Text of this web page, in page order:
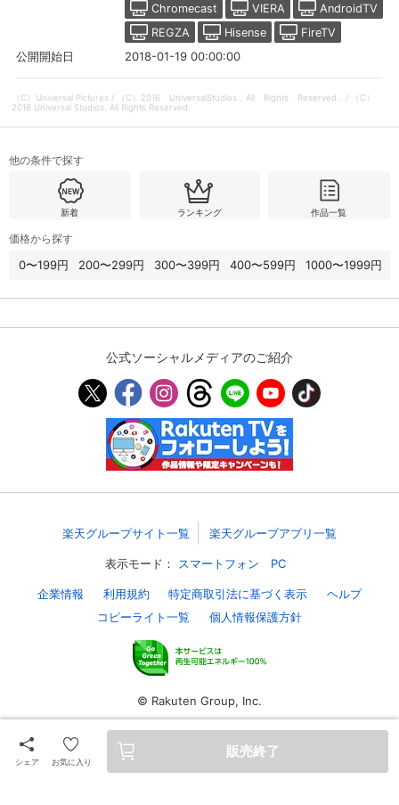
会員設定 会員情報 閉じる
基本情報、本人連絡先、パスワード 、クレ
決済方法変更 決済方法の変更が可能です。
４ヵ月分の購入明細の確認が可能です。
ます。
購入履歴
レンタル、購入、定額見放題の購入履歴の
確認が可能です。こちらから視聴いただく
と便利です。
す。お気に入りに追加した作品の削除も可
能です。
サイト内の閲覧履歴を確認できます。履歴
の削除も可能です。
能です。5段階の年齢区分から選択できま
Chromecast
VIERA
AndroidTV
REGZA
Hisense
FireTV
公開開始日
2018-01-19 00:00:00
（C）Universal Pictures / （C）2016 UniversalStudios．All Rights Reserved．/ （C）
2016 Universal Studios. All Rights Reserved.
シェア お気に入り
販売終了
他の条件で探す
新着 ランキング 作品一覧
価格から探す
0〜199円 200〜299円 300〜399円 400〜599円 1000〜1999円
公式ソーシャルメディアのご紹介
楽天グループサイト一覧 楽天グループアプリ一覧
表示モード： スマートフォン PC
企業情報 利用規約 特定商取引法に基づく表示
ヘルプ
コピーライト一覧
個人情報保護方針
© Rakuten Group, Inc.